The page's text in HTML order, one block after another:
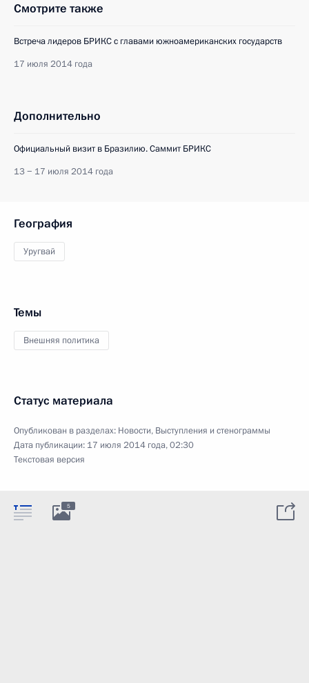
Смотрите также
Встреча лидеров БРИКС с главами южноамериканских государств
17 июля 2014 года
Дополнительно
Официальный визит в Бразилию. Саммит БРИКС
13 − 17 июля 2014 года
География
Уругвай
Темы
Внешняя политика
Статус материала
Опубликован в разделах: Новости, Выступления и стенограммы
Дата публикации: 17 июля 2014 года, 02:30
Текстовая версия
5